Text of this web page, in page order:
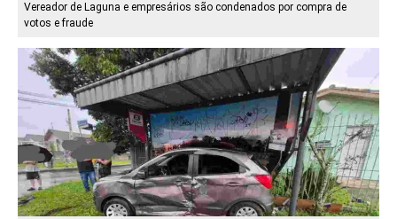
Vereador de Laguna e empresários são condenados por compra de
votos e fraude